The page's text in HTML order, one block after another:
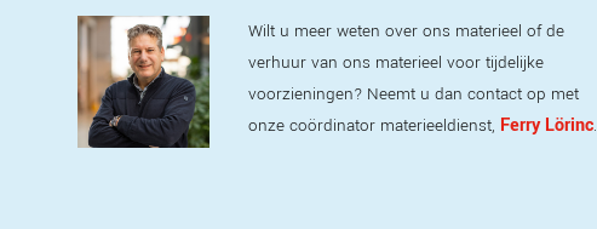
Wilt u meer weten over ons materieel of de
verhuur van ons materieel voor tijdelijke
voorzieningen? Neemt u dan contact op met
onze coördinator materieeldienst, Ferry Lörinc.